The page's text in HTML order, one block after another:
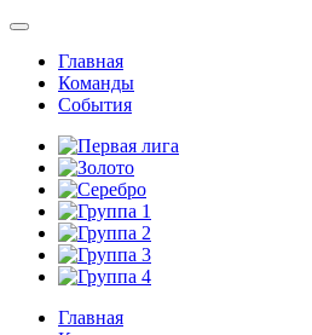
Главная
Команды
События
Главная